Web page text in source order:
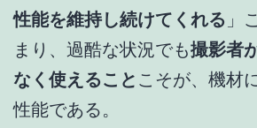
性能を維持し続けてくれる 」
まり、過酷な状況でも撮影者
なく使えること こそが、機材
性能である。